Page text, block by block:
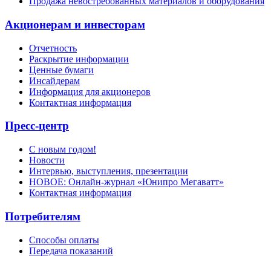
Акционерам и инвесторам
Отчетность
Раскрытие информации
Ценные бумаги
Инсайдерам
Информация для акционеров
Контактная информация
Пресс-центр
С новым годом!
Новости
Интервью, выступления, презентации
НОВОЕ: Онлайн-журнал «Юнипро Мегаватт»
Контактная информация
Потребителям
Способы оплаты
Передача показаний